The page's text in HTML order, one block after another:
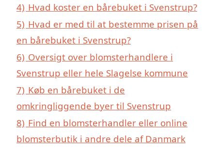
4) Hvad koster en bårebuket i Svenstrup?
5) Hvad er med til at bestemme prisen på
en bårebuket i Svenstrup?
6) Oversigt over blomsterhandlere i
Svenstrup eller hele Slagelse kommune
7) Køb en bårebuket i de
omkringliggende byer til Svenstrup
8) Find en blomsterhandler eller online
blomsterbutik i andre dele af Danmark